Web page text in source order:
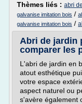
Thèmes liés : abri
galvanise imitation bois /
galvanise imitation bois /
Abri de jardin
comparer les
L'abri de jardin en
atout esthétique
votre espace
aspect naturel ou
s'avère également